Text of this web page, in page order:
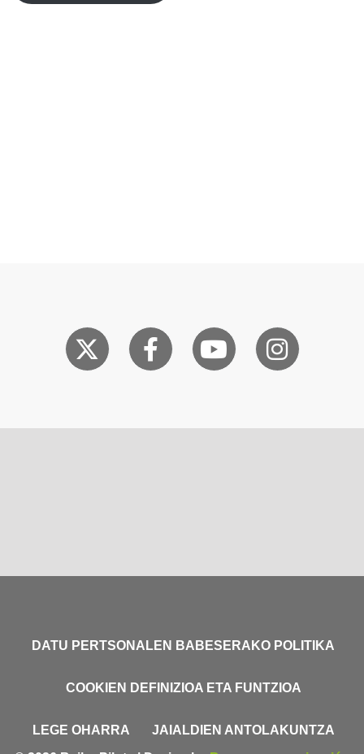
DATU PERTSONALEN BABESERAKO POLITIKA
COOKIEN DEFINIZIOA ETA FUNTZIOA
LEGE OHARRA
JAIALDIEN ANTOLAKUNTZA